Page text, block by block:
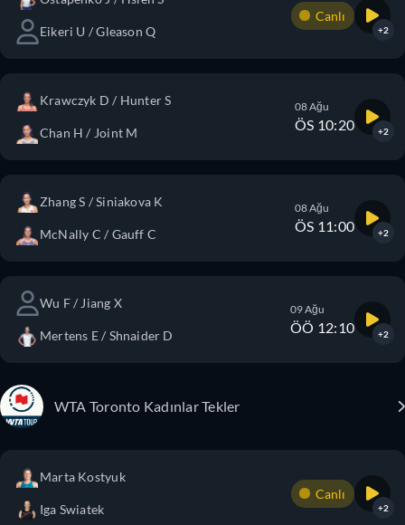
Eikeri U / Gleason Q
Canlı
+2
Krawczyk D / Hunter S
Chan H / Joint M
08 Ağu
ÖS 10:20 +2
Zhang S / Siniakova K
McNally C / Gauff C
08 Ağu
ÖS 11:00 +2
Wu F / Jiang X
Mertens E / Shnaider D
09 Ağu
ÖÖ 12:10 +2
WTA Toronto Kadınlar Tekler
Marta Kostyuk
Iga Swiatek
Canlı
+2